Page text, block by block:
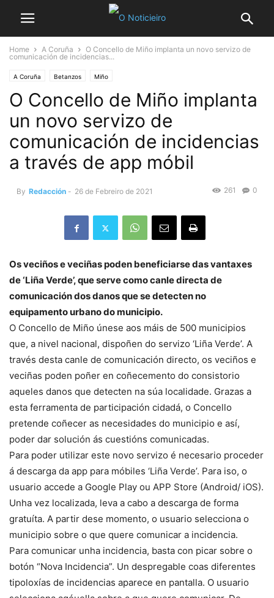
Home A Coruña
O Concello de Miño implanta un novo servizo de
comunicación de incidencias...
A Coruña Betanzos Miño
O Concello de Miño implanta
un novo servizo de
comunicación de incidencias
a través de app móbil
By Redacción - 26 de Febreiro de 2021 0
261
Os veciños e veciñas poden beneficiarse das vantaxes
de ‘Liña Verde’, que serve como canle directa de
comunicación dos danos que se detecten no
equipamento urbano do municipio.
O Concello de Miño únese aos máis de 500 municipios
que, a nivel nacional, dispoñen do servizo ‘Liña Verde’. A
través desta canle de comunicación directo, os veciños e
veciñas poden poñer en coñecemento do consistorio
aqueles danos que detecten na súa localidade. Grazas a
esta ferramenta de participación cidadá, o Concello
pretende coñecer as necesidades do municipio e así,
poder dar solución ás cuestións comunicadas.
Para poder utilizar este novo servizo é necesario proceder
á descarga da app para móbiles ‘Liña Verde’. Para iso, o
usuario accede a Google Play ou APP Store (Android/ iOS).
Unha vez localizada, leva a cabo a descarga de forma
gratuíta. A partir dese momento, o usuario selecciona o
municipio sobre o que quere comunicar a incidencia.
Para comunicar unha incidencia, basta con picar sobre o
botón “Nova Incidencia”. Un despregable coas diferentes
tipoloxías de incidencias aparece en pantalla. O usuario